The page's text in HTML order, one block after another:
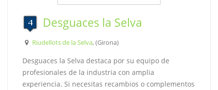
Desguaces la Selva
Riudellots de la Selva, (Girona)
Desguaces la Selva destaca por su equipo de
profesionales de la industria con amplia
experiencia. Si necesitas recambios o complementos